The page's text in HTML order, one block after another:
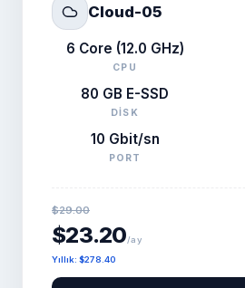
Cloud-05
6 Core (12.0 GHz)
CPU
80 GB E-SSD
DISK
10 Gbit/sn
PORT
$29.00
$23.20/ay
Yıllık: $278.40